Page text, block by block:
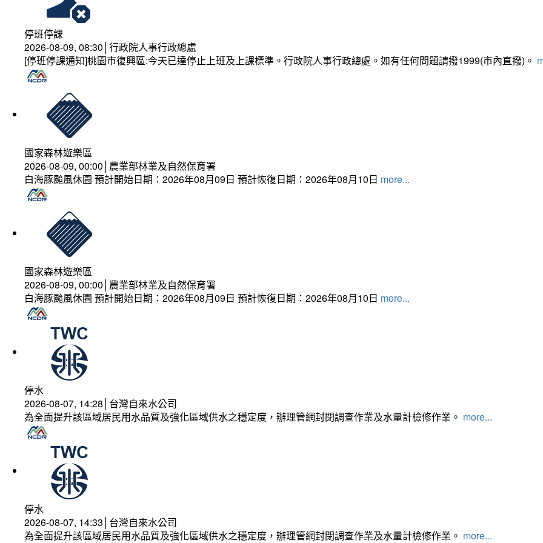
停班停課
2026-08-09, 08:30│行政院人事行政總處
[停班停課通知]桃園市復興區:今天已達停止上班及上課標準。行政院人事行政總處。如有任何問題請撥1999(市內直撥)。
國家森林遊樂區
2026-08-09, 00:00│農業部林業及自然保育署
白海豚颱風休園 預計開始日期：2026年08月09日 預計恢復日期：2026年08月10日 more...
國家森林遊樂區
2026-08-09, 00:00│農業部林業及自然保育署
白海豚颱風休園 預計開始日期：2026年08月09日 預計恢復日期：2026年08月10日 more...
停水
2026-08-07, 14:28│台灣自來水公司
為全面提升該區域居民用水品質及強化區域供水之穩定度，辦理管網封閉調查作業及水量計檢修作業。 more...
停水
2026-08-07, 14:33│台灣自來水公司
為全面提升該區域居民用水品質及強化區域供水之穩定度，辦理管網封閉調查作業及水量計檢修作業。 more...